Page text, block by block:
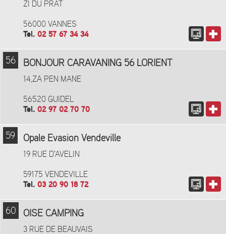
ZI DU PRAT
56000 VANNES
Tel. 02 57 67 34 34
56 BONJOUR CARAVANING 56 LORIENT
14,ZA PEN MANE
56520 GUIDEL
Tel. 02 97 02 70 70
59 Opale Evasion Vendeville
19 RUE D'AVELIN
59175 VENDEVILLE
Tel. 03 20 90 18 72
60 OISE CAMPING
3 RUE DE BEAUVAIS